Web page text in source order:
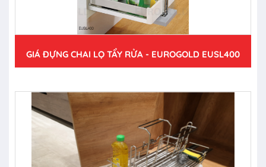
GIÁ ĐỰNG CHAI LỌ TẨY RỬA - EUROGOLD EUSL400